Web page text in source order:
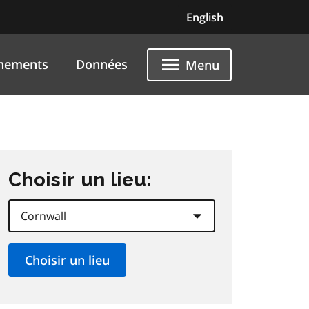
English
Données Menu
Choisir un lieu: